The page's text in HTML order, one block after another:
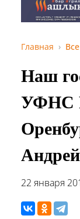
Главная
Наш
УФНС
22 января